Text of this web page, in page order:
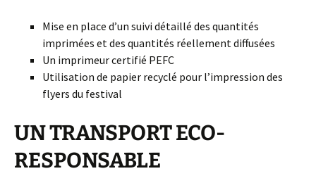
Mise en place d’un suivi détaillé des quantités
imprimées et des quantités réellement diffusées
Un imprimeur certifié PEFC
Utilisation de papier recyclé pour l’impression des
flyers du festival
UN TRANSPORT ECO-
RESPONSABLE